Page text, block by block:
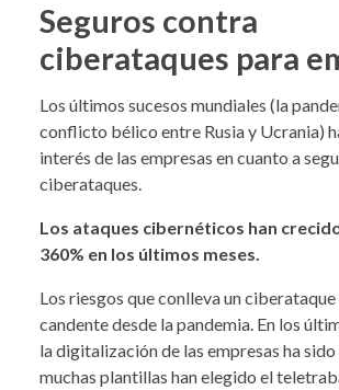
Seguros contra
ciberataques para
Los últimos sucesos mundiales (la
conflicto bélico entre Rusia y Ucrania)
interés de las empresas en cuanto a
ciberataques.
Los ataques cibernéticos han
360% en los últimos meses.
Los riesgos que conlleva un ciberataque
candente desde la pandemia. En los
la digitalización de las empresas ha
muchas plantillas han elegido el